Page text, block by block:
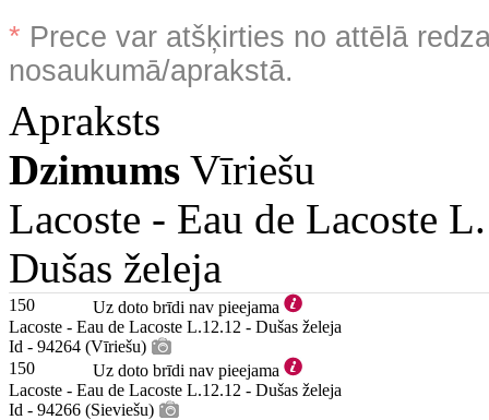
* Prece var atšķirties no attēlā
nosaukumā/aprakstā.
Apraksts
Dzimums Vīriešu
Lacoste - Eau de Lacoste
Dušas želeja
150
Uz doto brīdi nav pieejama
Lacoste - Eau de Lacoste L.12.12 - Dušas želeja
Id - 94264 (Vīriešu)
150
Uz doto brīdi nav pieejama
Lacoste - Eau de Lacoste L.12.12 - Dušas želeja
Id - 94266 (Sieviešu)